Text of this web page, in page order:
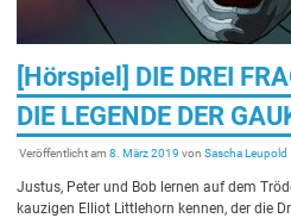
[Hörspiel] DIE DREI
DIE LEGENDE DER
Veröffentlicht am8. März 2019 vonSascha Leupold
Justus, Peter und Bob lernen auf dem
kauzigen Elliot Littlehorn kennen, der die